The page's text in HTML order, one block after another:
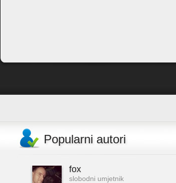
Popularni autori
fox
slobodni umjetnik